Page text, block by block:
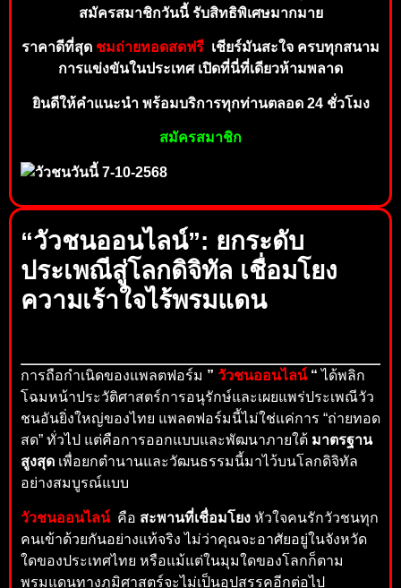
สมัครสมาชิกวันนี้ รับสิทธิพิเศษมากมาย
ราคาดีที่สุด ชมถ่ายทอดสดฟรี เชียร์มันสะใจ ครบทุกสนาม
การแข่งขันในประเทศ เปิดที่นี่ที่เดียวห้ามพลาด
ยินดีให้คำแนะนำ พร้อมบริการทุกท่านตลอด 24 ชั่วโมง
สมัครสมาชิก
“วัวชนออนไลน์”: ยกระดับ
ประเพณีสู่โลกดิจิทัล เชื่อมโยง
ความเร้าใจไร้พรมแดน
การถือกำเนิดของแพลตฟอร์ม ” วัวชนออนไลน์“ ได้พลิก
โฉมหน้าประวัติศาสตร์การอนุรักษ์และเผยแพร่ประเพณีวัว
ชนอันยิ่งใหญ่ของไทย แพลตฟอร์มนี้ไม่ใช่แค่การ “ถ่ายทอด
สด” ทั่วไป แต่คือการออกแบบและพัฒนาภายใต้ มาตรฐาน
สูงสุด เพื่อยกตำนานและวัฒนธรรมนี้มาไว้บนโลกดิจิทัล
อย่างสมบูรณ์แบบ
วัวชนออนไลน์คือ สะพานที่เชื่อมโยง หัวใจคนรักวัวชนทุก
คนเข้าด้วยกันอย่างแท้จริง ไม่ว่าคุณจะอาศัยอยู่ในจังหวัด
ใดของประเทศไทย หรือแม้แต่ในมุมใดของโลกก็ตาม
พรมแดนทางภูมิศาสตร์จะไม่เป็นอุปสรรคอีกต่อไป